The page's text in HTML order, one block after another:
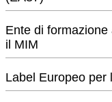
Ente di
il MIM
Label Europeo per